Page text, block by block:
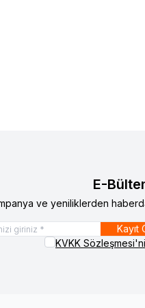
E-
ve yeniliklerden
Kayıt
KVKK Sözleşmesi'ni